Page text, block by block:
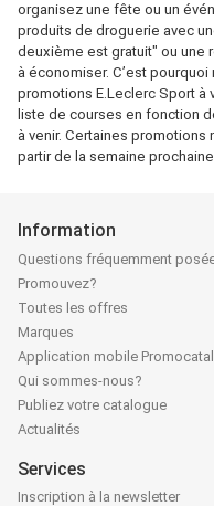
organisez une fête ou un
produits de droguerie avec
deuxième est gratuit" ou une
à économiser. C’est
promotions E.Leclerc Sport à
liste de courses en fonction
à venir. Certaines promotions
partir de la semaine
Information
Questions fréquemment
Promouvez?
Toutes les offres
Marques
Application mobile
Qui sommes-nous?
Publiez votre catalogue
Actualités
Services
Inscription à la newsletter